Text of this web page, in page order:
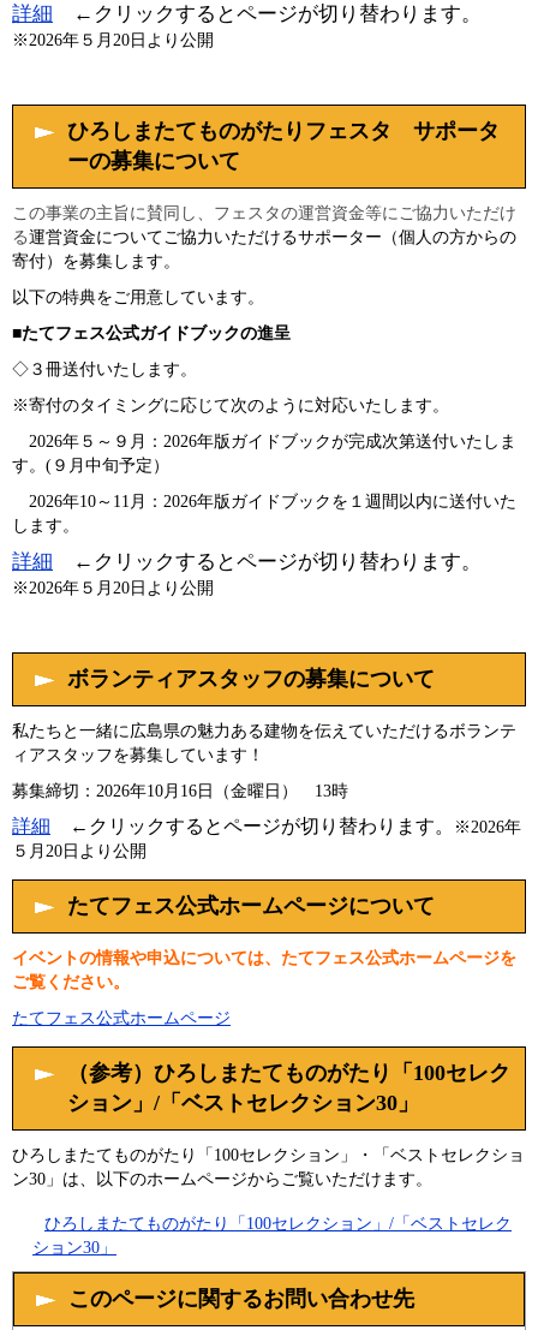
詳細 ←クリックするとページが切り替わります。
※2026年５月20日より公開
ひろしまたてものがたりフェスタ サポータ
ーの募集について
この事業の主旨に賛同し、フェスタの運営資金等にご協力いただけ
る運営資金についてご協力いただけるサポーター（個人の方からの
寄付）を募集します。
以下の特典をご用意しています。
​■たてフェス公式ガイドブックの進呈
​◇３冊送付いたします。
※寄付のタイミングに応じて次のように対応いたします。
2026年５～９月：2026年版ガイドブックが完成次第送付いたしま
す。(９月中旬予定）
2026年10～11月：2026年版ガイドブックを１週間以内に送付いた
します。
詳細 ←クリックするとページが切り替わります。
※2026年５月20日より公開​
​ボランティアスタッフの募集について
私たちと一緒に広島県の魅力ある建物を伝えていただけるボランテ
ィアスタッフを募集しています！
募集締切：2026年10月16日（金曜日） 13時
詳細 ←クリックするとページが切り替わります。
※2026年
５月20日より公開​
たてフェス公式ホームページについて
イベントの情報や申込については、たてフェス公式ホームページを
ご覧ください。
たてフェス公式ホームページ
（参考）ひろしまたてものがたり「100セレク
ション」/「ベストセレクション30」
ひろしまたてものがたり「100セレクション」・「ベストセレクショ
ン30」は、以下のホームページからご覧いただけます。
ひろしまたてものがたり「100セレクション」/「ベストセレク
ション30」
このページに関するお問い合わせ先